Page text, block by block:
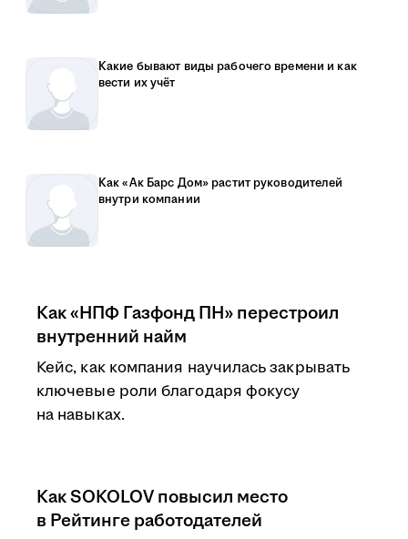
Какие бывают виды рабочего времени и как
вести их учёт
Как «Ак Барс Дом» растит руководителей
внутри компании
Как «НПФ Газфонд ПН» перестроил
внутренний найм
Кейс, как компания научилась закрывать
ключевые роли благодаря фокусу
на навыках.
Как SOKOLOV повысил место
в Рейтинге работодателей